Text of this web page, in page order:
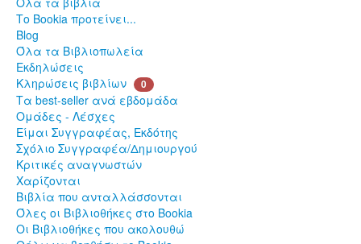
Το Bookia προτείνει...
Blog
Όλα τα Βιβλιοπωλεία
Εκδηλώσεις
Κληρώσεις βιβλίων
0
Τα best-seller ανά εβδομάδα
Ομάδες - Λέσχες
Είμαι Συγγραφέας, Εκδότης
Σχόλιο Συγγραφέα/Δημιουργού
Κριτικές αναγνωστών
Χαρίζονται
Βιβλία που ανταλλάσσονται
Όλες οι Βιβλιοθήκες στο Bookia
Οι Βιβλιοθήκες που ακολουθώ